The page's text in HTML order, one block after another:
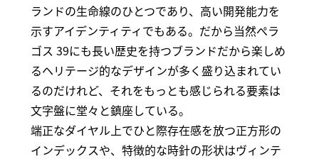
ランドの生命線のひとつであり、高い開発能力を
示すアイデンティティでもある。だから当然ぺラ
ゴス 39にも長い歴史を持つブランドだから楽しめ
るヘリテージ的なデザインが多く盛り込まれてい
るのだけれど、それをもっとも感じられる要素は
文字盤に堂々と鎮座している。
端正なダイヤル上でひと際存在感を放つ正方形の
インデックスや、特徴的な時針の形状はヴィンテ